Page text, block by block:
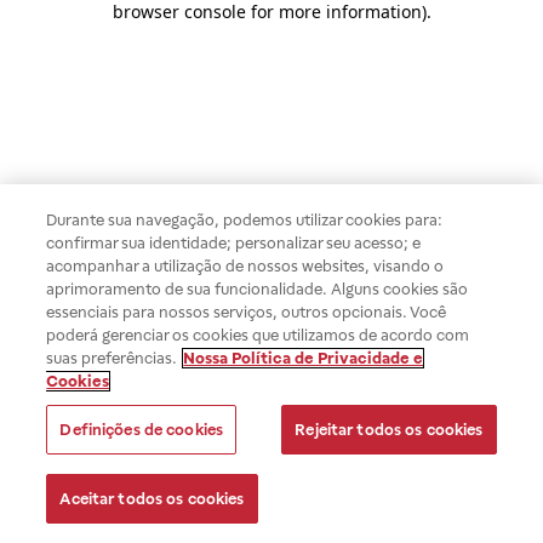
browser console for more information).
Durante sua navegação, podemos utilizar cookies para:
confirmar sua identidade; personalizar seu acesso; e
acompanhar a utilização de nossos websites, visando o
aprimoramento de sua funcionalidade. Alguns cookies são
essenciais para nossos serviços, outros opcionais. Você
poderá gerenciar os cookies que utilizamos de acordo com
suas preferências. Nossa Política de Privacidade e
Cookies
Definições de cookies Rejeitar todos os cookies
Aceitar todos os cookies